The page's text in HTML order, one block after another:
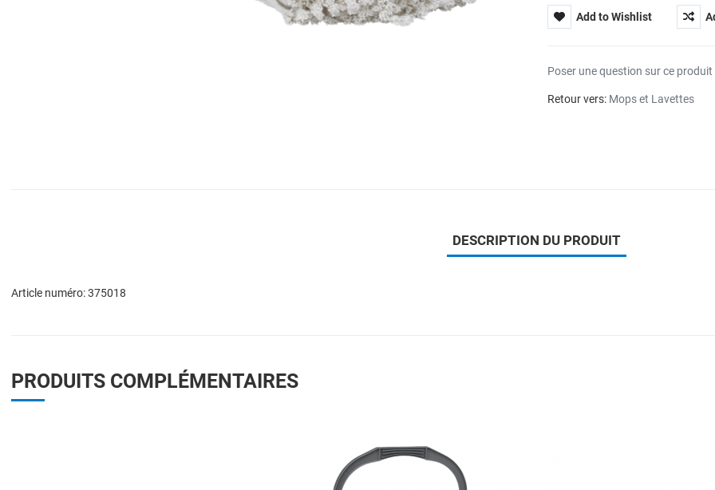
Add to Wishlist
Poser une question sur ce produit
Retour vers: Mops et Lavettes
DESCRIPTION DU PRODUIT
Article numéro: 375018
PRODUITS COMPLÉMENTAIRES